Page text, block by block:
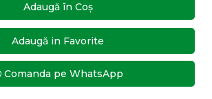
Adaugă în Coş
Adaugă in Favorite
Comanda pe WhatsApp